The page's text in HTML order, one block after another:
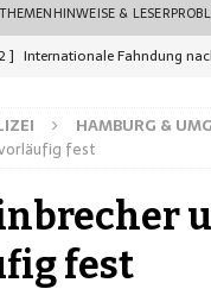
THEMENHINWEISE &
] Internationale Fahndung
] Vom Kiez direkt in den Knast
] Erste Stadt Deutschlands: In
HAMBURG &
fest
fest